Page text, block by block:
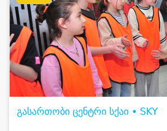
გასართობი ცენტრი სქაი • SKY